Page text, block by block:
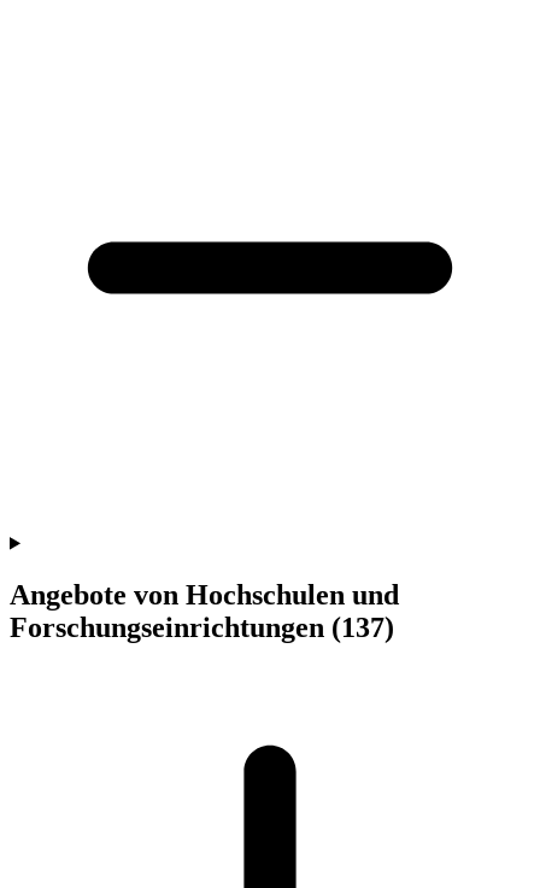
Angebote von Hochschulen und
Forschungseinrichtungen (137)